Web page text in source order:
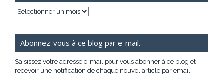
Archives
Abonnez-vous à ce blog par e-mail.
Saisissez votre adresse e-mail pour vous abonner à ce blog et
recevoir une notification de chaque nouvel article par email.